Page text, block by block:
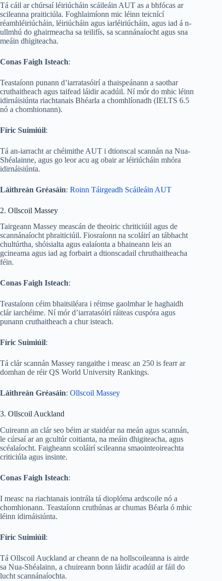
Tá cáil ar chúrsaí léiriúcháin scáileáin AUT as a bhfócas ar
scileanna praiticiúla. Foghlaimíonn mic léinn teicnící
réamhléiriúcháin, léiriúcháin agus iarléiriúcháin, agus iad á n-
ullmhú do ghairmeacha sa teilifís, sa scannánaíocht agus sna
meáin dhigiteacha.
Conas Faigh Isteach:
Teastaíonn punann d’iarratasóirí a thaispeánann a saothar
cruthaitheach agus taifead láidir acadúil. Ní mór do mhic léinn
idirnáisiúnta riachtanais Bhéarla a chomhlíonadh (IELTS 6.5
nó a chomhionann).
Fíric Suimiúil:
Tá an-iarracht ar chéimithe AUT i dtionscal scannán na Nua-
Shéalainne, agus go leor acu ag obair ar léiriúcháin mhóra
idirnáisiúnta.
Láithreán Gréasáin: Roinn Táirgeadh Scáileáin AUT
2. Ollscoil Massey
Tairgeann Massey meascán de theoiric chriticiúil agus de
scannánaíocht phraiticiúil. Fiosraíonn na scoláirí an tábhacht
chultúrtha, shóisialta agus ealaíonta a bhaineann leis an
gcineama agus iad ag forbairt a dtionscadail chruthaitheacha
féin.
Conas Faigh Isteach:
Teastaíonn céim bhaitsiléara i réimse gaolmhar le haghaidh
clár iarchéime. Ní mór d’iarratasóirí ráiteas cuspóra agus
punann cruthaitheach a chur isteach.
Fíric Suimiúil:
Tá clár scannán Massey rangaithe i measc an 250 is fearr ar
domhan de réir QS World University Rankings.
Láithreán Gréasáin: Ollscoil Massey
3. Ollscoil Auckland
Cuireann an clár seo béim ar staidéar na meán agus scannán,
le cúrsaí ar an gcultúr coitianta, na meáin dhigiteacha, agus
scéalaíocht. Faigheann scoláirí scileanna smaointeoireachta
criticiúla agus insinte.
Conas Faigh Isteach:
I measc na riachtanais iontrála tá dioplóma ardscoile nó a
chomhionann. Teastaíonn cruthúnas ar chumas Béarla ó mhic
léinn idirnáisiúnta.
Fíric Suimiúil:
Tá Ollscoil Auckland ar cheann de na hollscoileanna is airde
sa Nua-Shéalainn, a chuireann bonn láidir acadúil ar fáil do
lucht scannánaíochta.